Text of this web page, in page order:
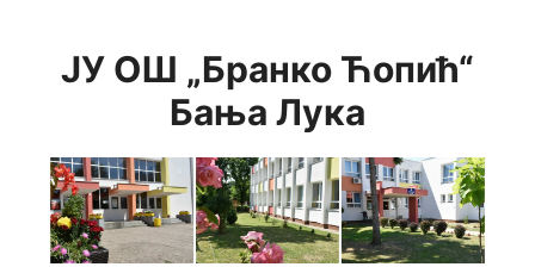
contentЈУ ОШ „Бранко Ћопић“
Бања Лука